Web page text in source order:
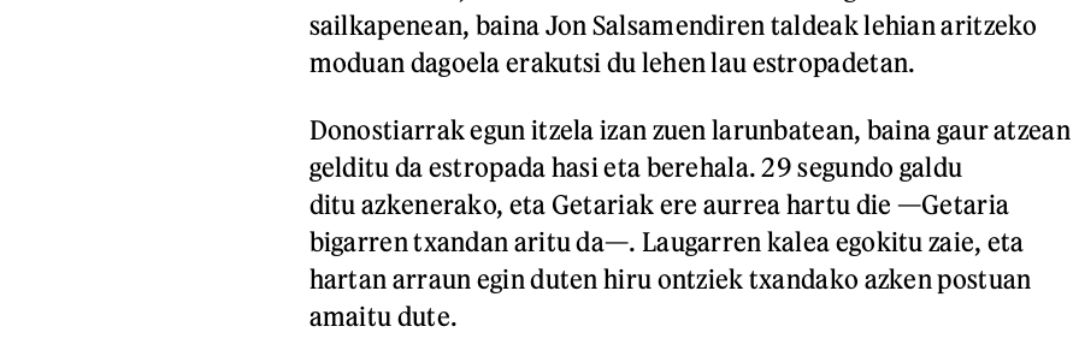
sailkapenean, baina Jon Salsamendiren taldeak lehian aritzeko
moduan dagoela erakutsi du lehen lau estropadetan.
Donostiarrak egun itzela izan zuen larunbatean, baina gaur atzean
gelditu da estropada hasi eta berehala. 29 segundo galdu
ditu azkenerako, eta Getariak ere aurrea hartu die —Getaria
bigarren txandan aritu da—. Laugarren kalea egokitu zaie, eta
hartan arraun egin duten hiru ontziek txandako azken postuan
amaitu dute.